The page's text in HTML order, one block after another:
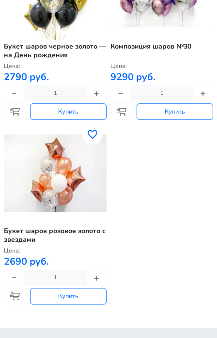
Букет шаров черное золото —
на День рождения
Цена:
2790 руб.
Купить
Композиция шаров №30
Цена:
9290 руб.
Купить
Букет шаров розовое золото с
звездами
Цена:
2690 руб.
Купить